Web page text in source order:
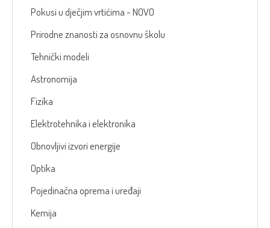
Pokusi u dječjim vrtićima - NOVO
Prirodne znanosti za osnovnu školu
Tehnički modeli
Astronomija
Fizika
Elektrotehnika i elektronika
Obnovljivi izvori energije
Optika
Pojedinačna oprema i uređaji
Kemija